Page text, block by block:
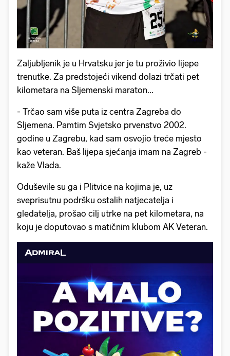
Zaljubljenik je u Hrvatsku jer je tu proživio lijepe
trenutke. Za predstojeći vikend dolazi trčati pet
kilometara na Sljemenski maraton...
- Trčao sam više puta iz centra Zagreba do
Sljemena. Pamtim Svjetsko prvenstvo 2002.
godine u Zagrebu, kad sam osvojio treće mjesto
kao veteran. Baš lijepa sjećanja imam na Zagreb -
kaže Vlada.
Oduševile su ga i Plitvice na kojima je, uz
sveprisutnu podršku ostalih natjecatelja i
gledatelja, prošao cilj utrke na pet kilometara, na
koju je doputovao s matičnim klubom AK Veteran.